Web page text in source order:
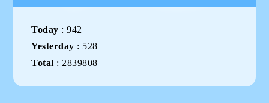
Today :942
Yesterday : 528
Total : 2839808